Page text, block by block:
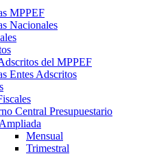
MPPEF
Nacionales
del MPPEF
Entes Adscritos
Central Presupuestario
Ampliada
Mensual
Trimestral